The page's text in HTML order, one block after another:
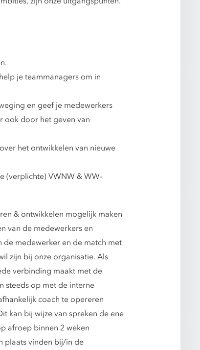
je teammanagers om in
en geef je medewerkers
ook door het geven van
het ontwikkelen van nieuwe
(verplichte) VWNW & WW-
& ontwikkelen mogelijk maken
van de medewerkers en
de medewerker en de match met
zijn bij onze organisatie. Als
verbinding maakt met de
steeds op met de interne
coach te opereren
kan bij wijze van spreken de ene
afroep binnen 2 weken
plaats vinden bij/in de